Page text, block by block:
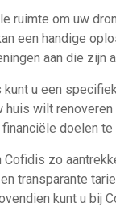
ruimte om uw
een handige
aan die zijn
u een
huis wilt
doelen te
Cofidis zo
transparante
kunt u bij